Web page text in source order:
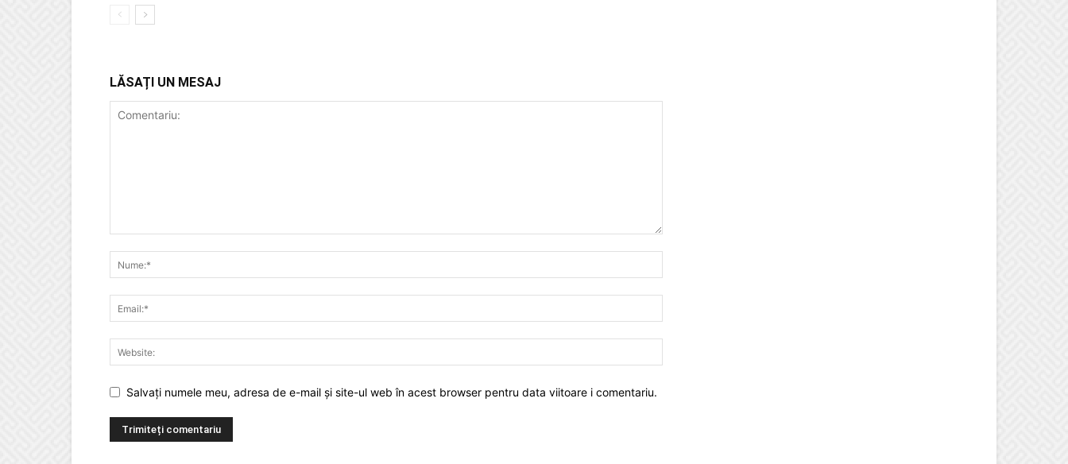
LĂSAȚI UN MESAJ
Salvați numele meu, adresa de e-mail și site-ul web în acest browser pentru data viitoare i comentariu.